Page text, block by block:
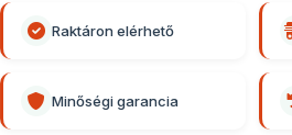
Raktáron elérhető
Minőségi garancia